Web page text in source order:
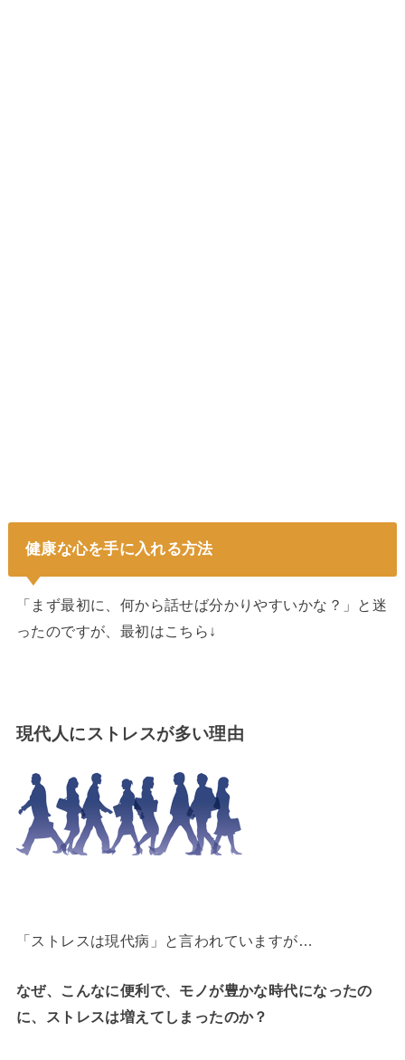
健康な心を手に入れる方法
「まず最初に、何から話せば分かりやすいかな？」と迷
ったのですが、最初はこちら↓
現代人にストレスが多い理由
「ストレスは現代病」と言われていますが…
なぜ、こんなに便利で、モノが豊かな時代になったの
に、ストレスは増えてしまったのか？